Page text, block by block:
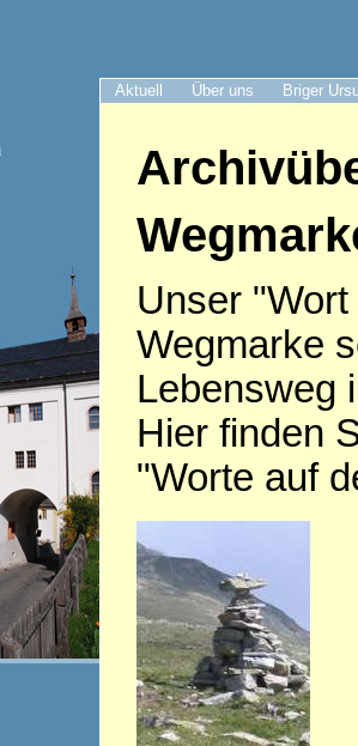
Aktuell Über uns Briger
Unser
Wegmarke
Lebensweg
Hier finden
"Worte auf